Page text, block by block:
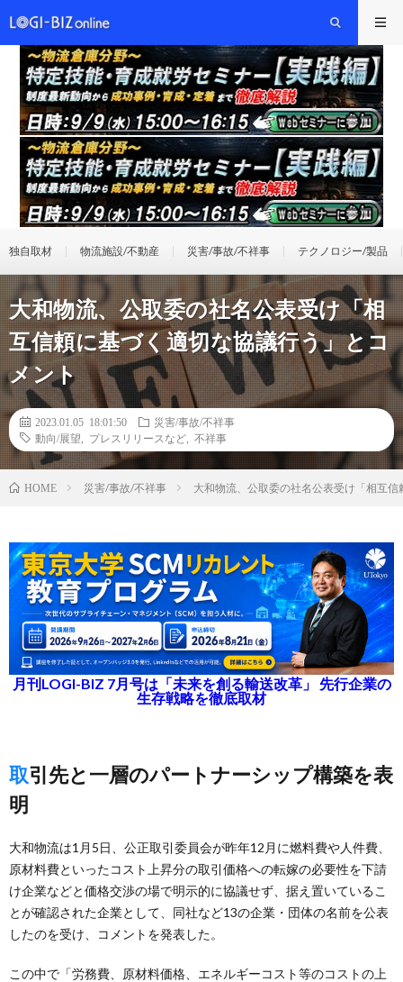
独自取材 物流施設/不動産 災害/事故/不祥事 テクノロジー/製品
大和物流、公取委の社名公表受け「相
互信頼に基づく適切な協議行う」とコ
メント
2023.01.05 18:01:50
災害/事故/不祥事
動向/展望
プレスリリースなど 不祥事
HOME 災害/事故/不祥事 大和物流、公取委の社名公表受け「相互
月刊LOGI-BIZ 7月号は「未来を創る輸送改革」 先行企業の
生存戦略を徹底取材
取引先と一層のパートナーシップ構築を表
明
大和物流は1月5日、公正取引委員会が昨年12月に燃料費や人件費、
原材料費といったコスト上昇分の取引価格への転嫁の必要性を下請
け企業などと価格交渉の場で明示的に協議せず、据え置いているこ
とが確認された企業として、同社など13の企業・団体の名前を公表
したのを受け、コメントを発表した。
この中で「労務費、原材料価格、エネルギーコスト等のコストの上